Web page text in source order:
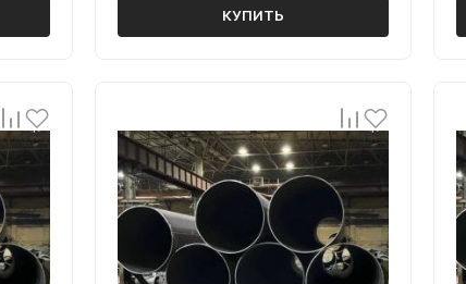
КУПИТЬ